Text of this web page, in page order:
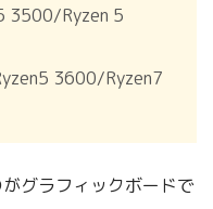
3500/Ryzen 5
3600/Ryzen7
グラフィックボードで